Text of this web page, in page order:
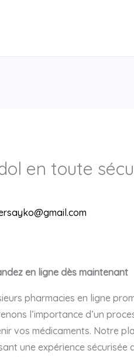
en toute
en ligne dès maintenant
pharmacies en ligne
l’importance d’un
vos médicaments. Notre
une expérience sécurisée